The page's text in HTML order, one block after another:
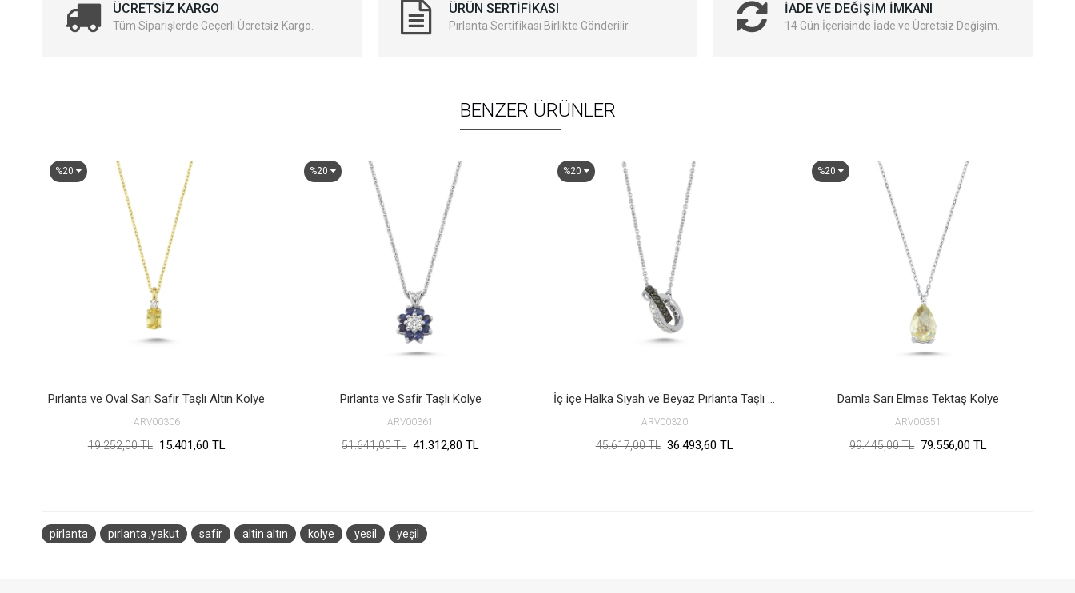
ÜCRETSIZ KARGO
Tüm Siparişlerde Geçerli Ücretsiz Kargo.
ÜRÜN SERTIFIKASI
Pırlanta Sertifikası Birlikte Gönderilir.
İADE VE DEĞIŞIM İMKANI
14 Gün İçerisinde İade ve Ücretsiz Değişim.
BENZER ÜRÜNLER
%20
Pırlanta ve Oval Sarı Safir Taşlı Altın Kolye
ARV00306
19.252,00 TL 15.401,60 TL
%20
Pırlanta ve Safir Taşlı Kolye
ARV00361
51.641,00 TL 41.312,80 TL
%20
ARV00320
45.617,00 TL 36.493,60 TL
%20
Damla Sarı Elmas Tektaş Kolye
ARV00351
99.445,00 TL 79.556,00 TL
pirlanta pırlanta ,yakut safir altin altın kolye yesil yeşil